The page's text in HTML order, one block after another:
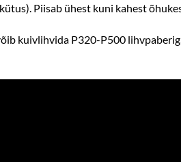
Piisab ühest kuni kahest
kuivlihvida P320-P500